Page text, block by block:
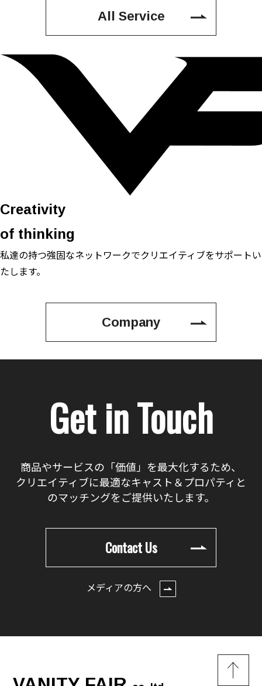
All Service
Creativity
of thinking
私達の持つ強固なネットワークでクリエイティブをサポートい
たします。
Company
Get in Touch
商品やサービスの「価値」を最大化するため、
クリエイティブに最適なキャスト＆プロパティと
のマッチングをご提供いたします。
Contact Us
メディアの方へ